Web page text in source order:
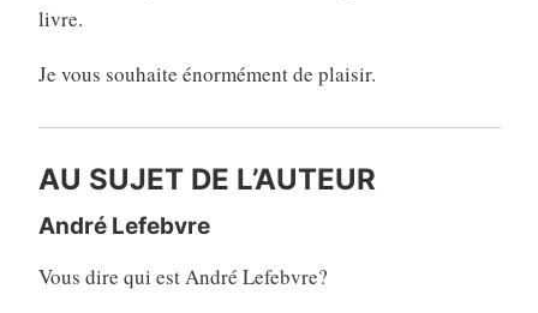
livre.
Je vous souhaite énormément de plaisir.
AU SUJET DE L’AUTEUR
André Lefebvre
Vous dire qui est André Lefebvre?